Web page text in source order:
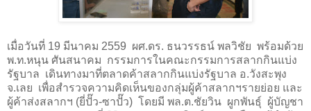
เมื่อวันที่ 19 มีนาคม 2559 ผศ.ดร. ธนวรรธน์ พลวิชัย พร้อมด้วย
พ.ท.หนุน ศันสนาคม กรรมการในคณะกรรมการสลากกินแบ่ง
รัฐบาล เดินทางมาที่ตลาดค้าสลากกินแบ่งรัฐบาล อ.วังสะพุง
จ.เลย เพื่อสำรวจความคิดเห็นของกลุ่มผู้ค้าสลากฯรายย่อย และ
ผู้ค้าส่งสลากฯ (ยี่ปั๊ว-ซาปั๊ว) โดยมี พล.ต.ชัยวิน ผูกพันธุ์ ผู้บัญชา